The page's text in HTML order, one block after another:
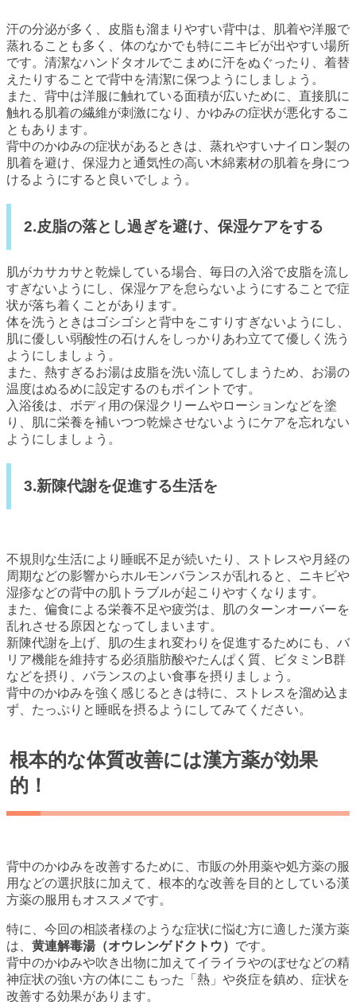
汗の分泌が多く、皮脂も溜まりやすい背中は、肌着や洋服で
蒸れることも多く、体のなかでも特にニキビが出やすい場所
です。清潔なハンドタオルでこまめに汗をぬぐったり、着替
えたりすることで背中を清潔に保つようにしましょう。
また、背中は洋服に触れている面積が広いために、直接肌に
触れる肌着の繊維が刺激になり、かゆみの症状が悪化するこ
ともあります。
背中のかゆみの症状があるときは、蒸れやすいナイロン製の
肌着を避け、保湿力と通気性の高い木綿素材の肌着を身につ
けるようにすると良いでしょう。
2.皮脂の落とし過ぎを避け、保湿ケアをする
肌がカサカサと乾燥している場合、毎日の入浴で皮脂を流し
すぎないようにし、保湿ケアを怠らないようにすることで症
状が落ち着くことがあります。
体を洗うときはゴシゴシと背中をこすりすぎないようにし、
肌に優しい弱酸性の石けんをしっかりあわ立てて優しく洗う
ようにしましょう。
また、熱すぎるお湯は皮脂を洗い流してしまうため、お湯の
温度はぬるめに設定するのもポイントです。
入浴後は、ボディ用の保湿クリームやローションなどを塗
り、肌に栄養を補いつつ乾燥させないようにケアを忘れない
ようにしましょう。
3.新陳代謝を促進する生活を
不規則な生活により睡眠不足が続いたり、ストレスや月経の
周期などの影響からホルモンバランスが乱れると、ニキビや
湿疹などの背中の肌トラブルが起こりやすくなります。
また、偏食による栄養不足や疲労は、肌のターンオーバーを
乱れさせる原因となってしまいます。
新陳代謝を上げ、肌の生まれ変わりを促進するためにも、バ
リア機能を維持する必須脂肪酸やたんぱく質、ビタミンB群
などを摂り、バランスのよい食事を摂りましょう。
背中のかゆみを強く感じるときは特に、ストレスを溜め込ま
ず、たっぷりと睡眠を摂るようにしてみてください。
根本的な体質改善には漢方薬が効果
的！
背中のかゆみを改善するために、市販の外用薬や処方薬の服
用などの選択肢に加えて、根本的な改善を目的としている漢
方薬の服用もオススメです。
特に、今回の相談者様のような症状に悩む方に適した漢方薬
は、 黄連解毒湯（オウレンゲドクトウ） です。
背中のかゆみや吹き出物に加えてイライラやのぼせなどの精
神症状の強い方の体にこもった「熱」や炎症を鎮め、症状を
改善する効果があります。